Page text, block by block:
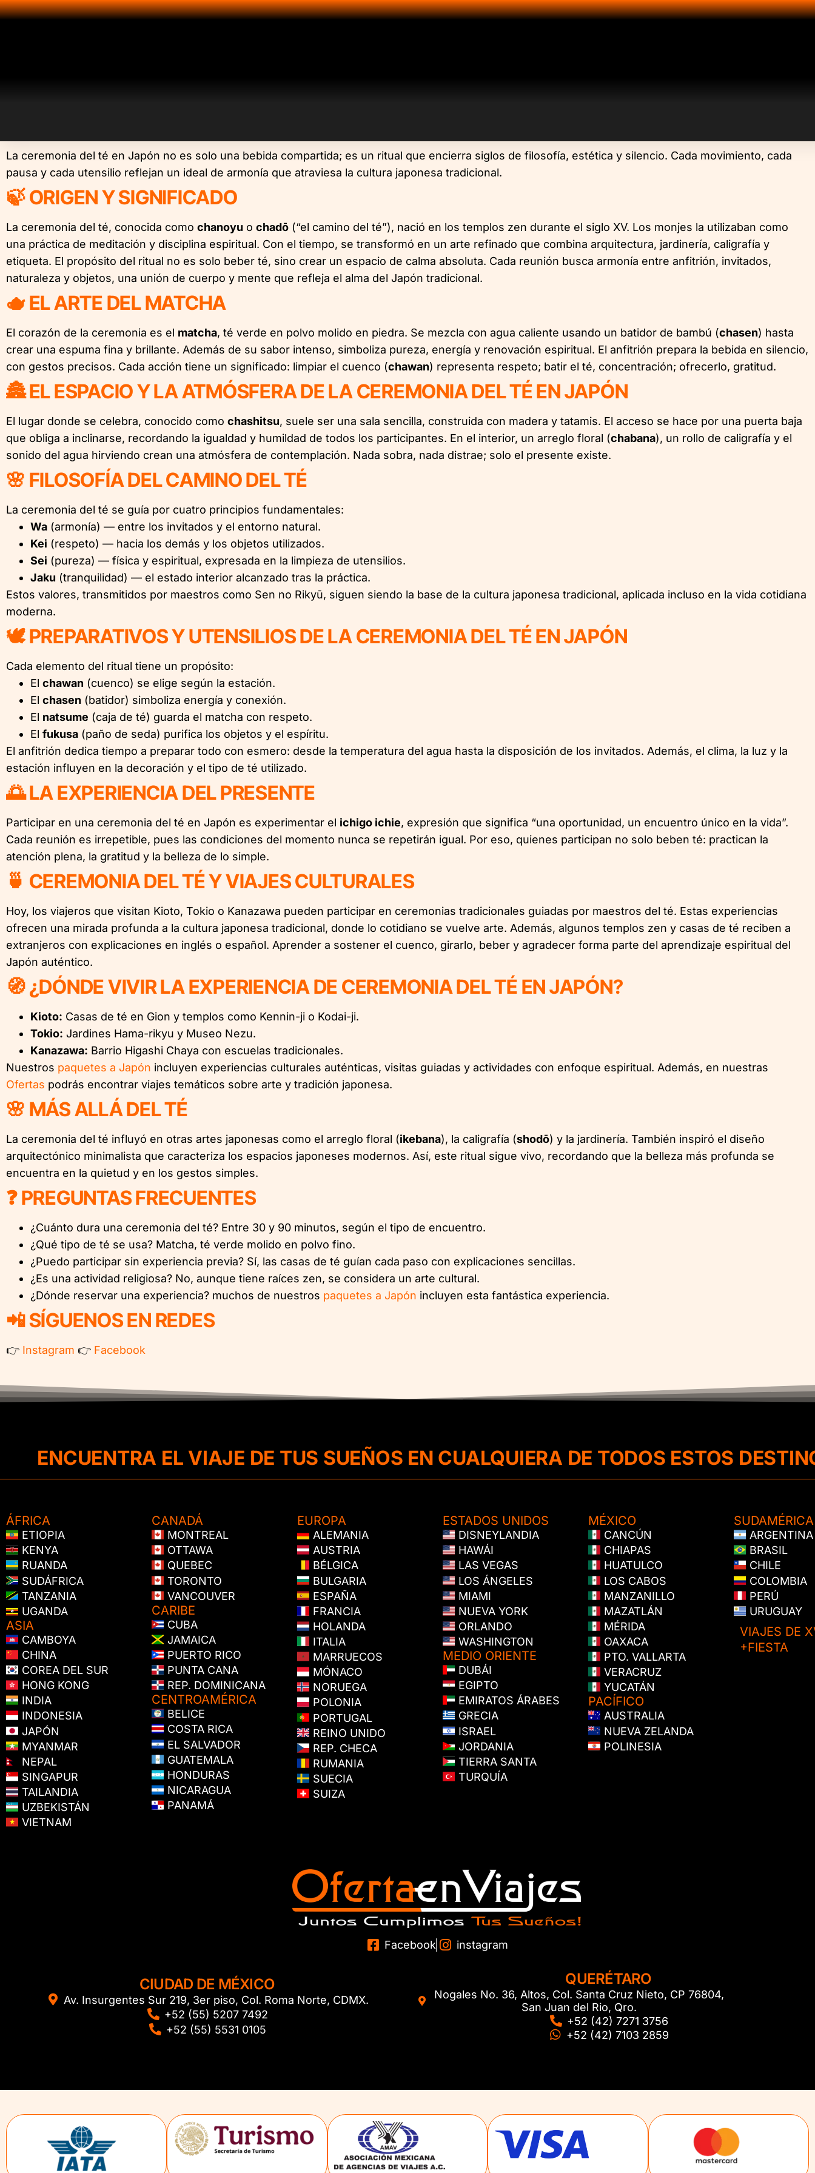
La ceremonia del té en Japón no es solo una bebida compartida; es un ritual que encierra siglos de filosofía, estética y silencio. Cada movimiento, cada
pausa y cada utensilio reflejan un ideal de armonía que atraviesa la cultura japonesa tradicional.
🍃 ORIGEN Y SIGNIFICADO
La ceremonia del té, conocida como chanoyu o chadō (“el camino del té”), nació en los templos zen durante el siglo XV. Los monjes la utilizaban como
una práctica de meditación y disciplina espiritual. Con el tiempo, se transformó en un arte refinado que combina arquitectura, jardinería, caligrafía y
etiqueta. El propósito del ritual no es solo beber té, sino crear un espacio de calma absoluta. Cada reunión busca armonía entre anfitrión, invitados,
naturaleza y objetos, una unión de cuerpo y mente que refleja el alma del Japón tradicional.
🫖 EL ARTE DEL MATCHA
El corazón de la ceremonia es el matcha, té verde en polvo molido en piedra. Se mezcla con agua caliente usando un batidor de bambú (chasen) hasta
crear una espuma fina y brillante. Además de su sabor intenso, simboliza pureza, energía y renovación espiritual. El anfitrión prepara la bebida en silencio,
con gestos precisos. Cada acción tiene un significado: limpiar el cuenco (chawan) representa respeto; batir el té, concentración; ofrecerlo, gratitud.
🏯 EL ESPACIO Y LA ATMÓSFERA DE LA CEREMONIA DEL TÉ EN JAPÓN
El lugar donde se celebra, conocido como chashitsu, suele ser una sala sencilla, construida con madera y tatamis. El acceso se hace por una puerta baja
que obliga a inclinarse, recordando la igualdad y humildad de todos los participantes. En el interior, un arreglo floral (chabana), un rollo de caligrafía y el
sonido del agua hirviendo crean una atmósfera de contemplación. Nada sobra, nada distrae; solo el presente existe.
🌸 FILOSOFÍA DEL CAMINO DEL TÉ
La ceremonia del té se guía por cuatro principios fundamentales:
Wa (armonía) — entre los invitados y el entorno natural.
Kei (respeto) — hacia los demás y los objetos utilizados.
Sei (pureza) — física y espiritual, expresada en la limpieza de utensilios.
Jaku (tranquilidad) — el estado interior alcanzado tras la práctica.
Estos valores, transmitidos por maestros como Sen no Rikyū, siguen siendo la base de la cultura japonesa tradicional, aplicada incluso en la vida cotidiana
moderna.
🕊️ PREPARATIVOS Y UTENSILIOS DE LA CEREMONIA DEL TÉ EN JAPÓN
Cada elemento del ritual tiene un propósito:
El chawan (cuenco) se elige según la estación.
El chasen (batidor) simboliza energía y conexión.
El natsume (caja de té) guarda el matcha con respeto.
El fukusa (paño de seda) purifica los objetos y el espíritu.
El anfitrión dedica tiempo a preparar todo con esmero: desde la temperatura del agua hasta la disposición de los invitados. Además, el clima, la luz y la
estación influyen en la decoración y el tipo de té utilizado.
🌅 LA EXPERIENCIA DEL PRESENTE
Participar en una ceremonia del té en Japón es experimentar el ichigo ichie, expresión que significa “una oportunidad, un encuentro único en la vida”.
Cada reunión es irrepetible, pues las condiciones del momento nunca se repetirán igual. Por eso, quienes participan no solo beben té: practican la
atención plena, la gratitud y la belleza de lo simple.
🍵 CEREMONIA DEL TÉ Y VIAJES CULTURALES
Hoy, los viajeros que visitan Kioto, Tokio o Kanazawa pueden participar en ceremonias tradicionales guiadas por maestros del té. Estas experiencias
ofrecen una mirada profunda a la cultura japonesa tradicional, donde lo cotidiano se vuelve arte. Además, algunos templos zen y casas de té reciben a
extranjeros con explicaciones en inglés o español. Aprender a sostener el cuenco, girarlo, beber y agradecer forma parte del aprendizaje espiritual del
Japón auténtico.
🧭 ¿DÓNDE VIVIR LA EXPERIENCIA DE CEREMONIA DEL TÉ EN JAPÓN?
Kioto: Casas de té en Gion y templos como Kennin-ji o Kodai-ji.
Tokio: Jardines Hama-rikyu y Museo Nezu.
Kanazawa: Barrio Higashi Chaya con escuelas tradicionales.
Nuestros paquetes a Japón incluyen experiencias culturales auténticas, visitas guiadas y actividades con enfoque espiritual. Además, en nuestras
Ofertas podrás encontrar viajes temáticos sobre arte y tradición japonesa.
🌸 MÁS ALLÁ DEL TÉ
La ceremonia del té influyó en otras artes japonesas como el arreglo floral (ikebana), la caligrafía (shodō) y la jardinería. También inspiró el diseño
arquitectónico minimalista que caracteriza los espacios japoneses modernos. Así, este ritual sigue vivo, recordando que la belleza más profunda se
encuentra en la quietud y en los gestos simples.
❓ PREGUNTAS FRECUENTES
¿Cuánto dura una ceremonia del té? Entre 30 y 90 minutos, según el tipo de encuentro.
¿Qué tipo de té se usa? Matcha, té verde molido en polvo fino.
¿Puedo participar sin experiencia previa? Sí, las casas de té guían cada paso con explicaciones sencillas.
¿Es una actividad religiosa? No, aunque tiene raíces zen, se considera un arte cultural.
¿Dónde reservar una experiencia? muchos de nuestros paquetes a Japón incluyen esta fantástica experiencia.
📲 SÍGUENOS EN REDES
👉 Instagram 👉 Facebook
ENCUENTRA EL VIAJE DE TUS SUEÑOS EN CUALQUIERA DE TODOS ESTOS
ÁFRICA
ETIOPIA
KENYA
RUANDA
SUDÁFRICA
TANZANIA
UGANDA
ASIA
CAMBOYA
CHINA
COREA DEL SUR
HONG KONG
INDIA
INDONESIA
JAPÓN
MYANMAR
NEPAL
SINGAPUR
TAILANDIA
UZBEKISTÁN
VIETNAM
CANADÁ
MONTREAL
OTTAWA
QUEBEC
TORONTO
VANCOUVER
CARIBE
CUBA
JAMAICA
PUERTO RICO
PUNTA CANA
REP. DOMINICANA
CENTROAMÉRICA
BELICE
COSTA RICA
EL SALVADOR
GUATEMALA
HONDURAS
NICARAGUA
PANAMÁ
EUROPA
ALEMANIA
AUSTRIA
BÉLGICA
BULGARIA
ESPAÑA
FRANCIA
HOLANDA
ITALIA
MARRUECOS
MÓNACO
NORUEGA
POLONIA
PORTUGAL
REINO UNIDO
REP. CHECA
RUMANIA
SUECIA
SUIZA
ESTADOS UNIDOS
DISNEYLANDIA
HAWÁI
LAS VEGAS
LOS ÁNGELES
MIAMI
NUEVA YORK
ORLANDO
WASHINGTON
MEDIO ORIENTE
DUBÁI
EGIPTO
EMIRATOS ÁRABES
GRECIA
ISRAEL
JORDANIA
TIERRA SANTA
TURQUÍA
MÉXICO
CANCÚN
CHIAPAS
HUATULCO
LOS CABOS
MANZANILLO
MAZATLÁN
MÉRIDA
OAXACA
PTO. VALLARTA
VERACRUZ
YUCATÁN
PACÍFICO
AUSTRALIA
NUEVA ZELANDA
POLINESIA
SUDAMÉRICA
ARGENTINA
BRASIL
CHILE
COLOMBIA
PERÚ
URUGUAY
VIAJES DE
+FIESTA
Facebook instagram
CIUDAD DE MÉXICO
Av. Insurgentes Sur 219, 3er piso, Col. Roma Norte, CDMX.
+52 (55) 5207 7492
+52 (55) 5531 0105
QUERÉTARO
Nogales No. 36, Altos, Col. Santa Cruz Nieto, CP 76804,
San Juan del Rio, Qro.
+52 (42) 7271 3756
+52 (42) 7103 2859